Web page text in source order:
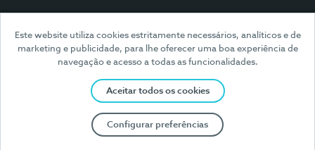
Este website utiliza cookies estritamente necessários, analíticos e de
marketing e publicidade, para lhe oferecer uma boa experiência de
navegação e acesso a todas as funcionalidades.
Aceitar todos os cookies
Configurar preferências